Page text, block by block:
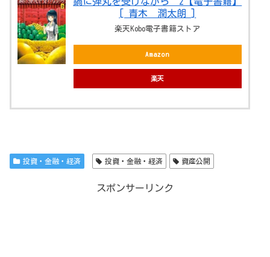
[ 青木 潤太朗 ]
楽天Kobo電子書籍ストア
Amazon
楽天
投資・金融・経済 投資・金融・経済 資産公開
スポンサーリンク